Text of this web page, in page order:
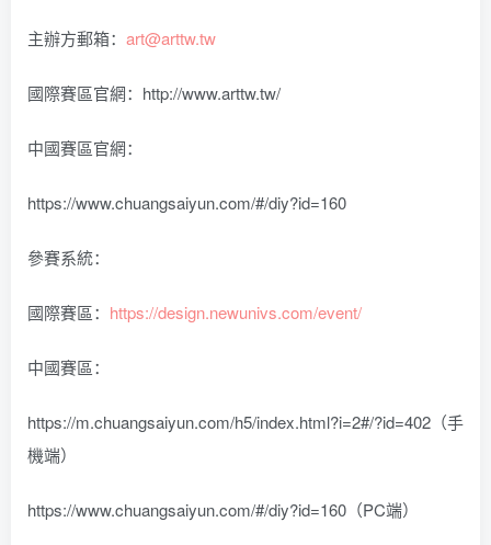
主辦方郵箱： art@arttw.tw
國際賽區官網：http://www.arttw.tw/
中國賽區官網：
https://www.chuangsaiyun.com/#/diy?id=160
參賽系統：
國際賽區： https://design.newunivs.com/event/
中國賽區：
https://m.chuangsaiyun.com/h5/index.html?i=2#/?id=402（手
機端）
https://www.chuangsaiyun.com/#/diy?id=160（PC端）